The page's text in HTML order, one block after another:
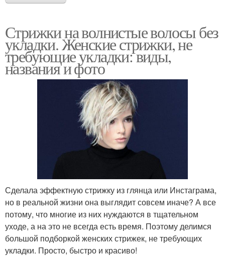
Стрижки на волнистые волосы без
укладки. Женские стрижки, не
требующие укладки: виды,
названия и фото
Сделала эффектную стрижку из глянца или Инстаграма,
но в реальной жизни она выглядит совсем иначе? А все
потому, что многие из них нуждаются в тщательном
уходе, а на это не всегда есть время. Поэтому делимся
большой подборкой женских стрижек, не требующих
укладки. Просто, быстро и красиво!